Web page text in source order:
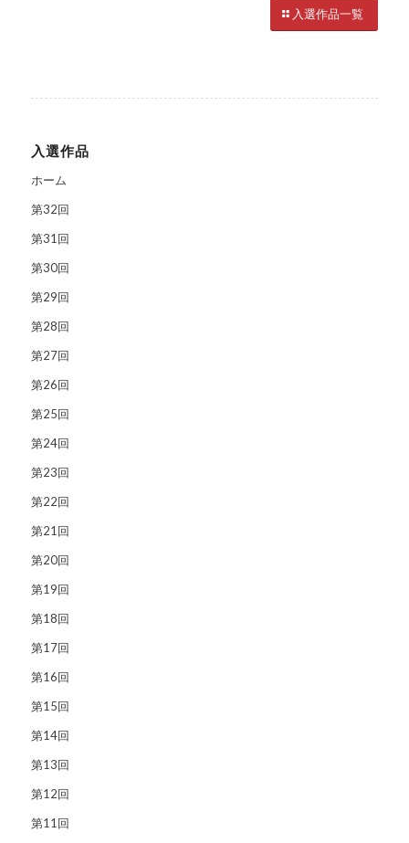
入選作品一覧
入選作品
ホーム
第32回
第31回
第30回
第29回
第28回
第27回
第26回
第25回
第24回
第23回
第22回
第21回
第20回
第19回
第18回
第17回
第16回
第15回
第14回
第13回
第12回
第11回